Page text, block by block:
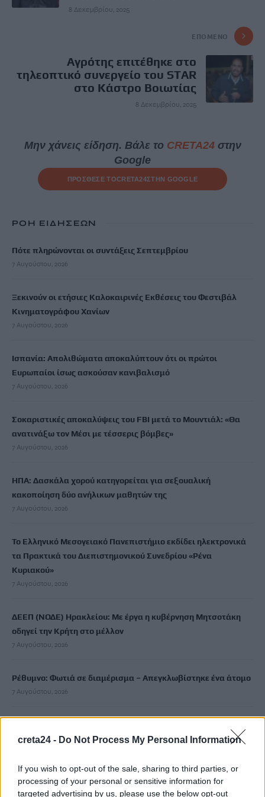
creta24 - Do Not Process My Personal Information
If you wish to opt-out of the sale, sharing to third parties, or
processing of your personal or sensitive information for
targeted advertising by us, please use the below opt-out
8 Δεκεμβρίου, 2025
ΕΠΌΜΕΝΟ
Αγρότης επιτέθηκε στο
τηλεοπτικό συνεργείο του STAR
στο Κάστρο Βοιωτίας
8 Δεκεμβρίου, 2025
Μην χάνεις είδηση. Βάλε το CRETA24στην
Google
ΠΡΟΣΘΕΣΕ ΤΟCRETA24ΣΤΗΝ GOOGLE
ΡΟΗ ΕΙΔΗΣΕΩΝ
Πότε πληρώνονται οι συντάξεις Σεπτεμβρίου
7 Αυγούστου, 2026
Ξεκινούν οι ετήσιες Καλοκαιρινές Εκθέσεις του Φεστιβάλ
Κινηματογράφου Χανίων
7 Αυγούστου, 2026
Ισπανία: Απολιθώματα αποκαλύπτουν ότι οι πρώτοι
Ευρωπαίοι ίσως ασκούσαν κανιβαλισμό
7 Αυγούστου, 2026
Σοκαριστικές αποκαλύψεις του FBI μετά το Μουντιάλ: «Θα
ανατινάξω τον Μέσι με τέσσερις βόμβες»
7 Αυγούστου, 2026
ΗΠΑ: Δασκάλα χορού κατηγορείται για σεξουαλική
κακοποίηση δύο ανήλικων μαθητών της
7 Αυγούστου, 2026
Το Ελληνικό Μεσογειακό Πανεπιστήμιο εκδίδει ηλεκτρονικά
τα Πρακτικά του Διεπιστημονικού Συνεδρίου «Ρένα
Κυριακού»
7 Αυγούστου, 2026
ΔΕΕΠ (ΝΟΔΕ) Ηρακλείου: Με έργα η κυβέρνηση Μητσοτάκη
οδηγεί την Κρήτη στο μέλλον
7 Αυγούστου, 2026
Ρέθυμνο: Φωτιά σε διαμέρισμα – Απεγκλωβίστηκε ένα άτομο
7 Αυγούστου, 2026
Εμπάρου και τιμή στη Μνήμη των ηρώων